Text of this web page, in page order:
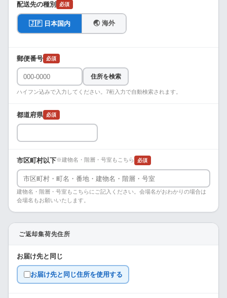
配送先の種別 必須
🇯🇵 日本国内 🌏 海外
郵便番号 必須
住所を検索
ハイフン込みで入力してください。7桁入力で自動検索されます。
都道府県 必須
市区町村以下※建物名・階層・号室もこちら 必須
建物名・階層・号室もこちらにご記入ください。会場名がおわかりの場合は
会場名もお願いいたします。
ご返却集荷先住所
お届け先と同じ
お届け先と同じ住所を使用する